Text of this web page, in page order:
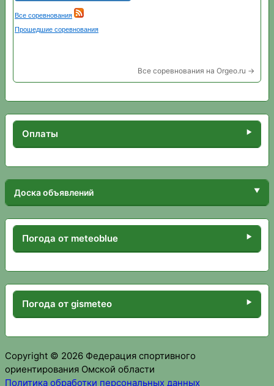
Все соревнования на Orgeo.ru →
Оплаты
Доска объявлений
Погода от meteoblue
Погода от gismeteo
Copyright © 2026 Федерация спортивного
ориентирования Омской области
Политика обработки персональных данных